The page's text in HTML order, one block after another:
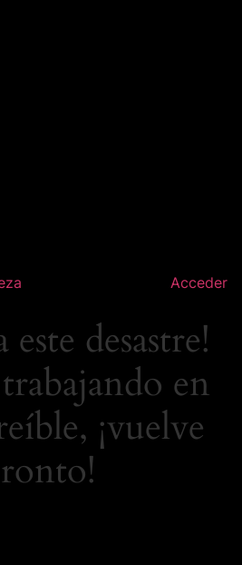
Acceder
este desastre!
en
¡vuelve